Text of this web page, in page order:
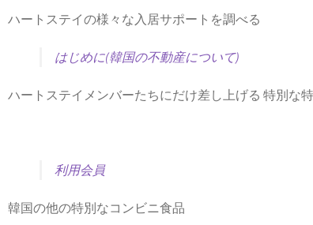
ハートステイの様々な入居サポートを調べる
はじめに(韓国の不動産について)
ハートステイメンバーたちにだけ差し上げる 特別な
利用会員
韓国の他の特別なコンビニ食品